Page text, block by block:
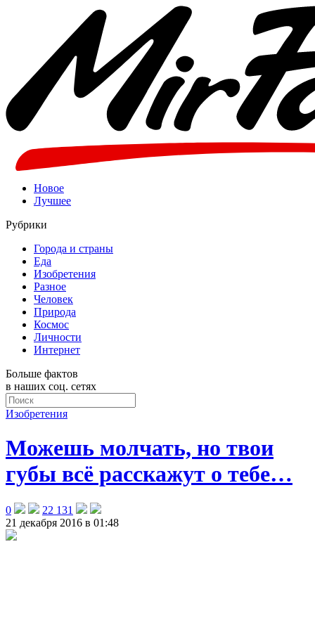
Новое
Лучшее
Рубрики
Города и страны
Еда
Изобретения
Разное
Человек
Природа
Космос
Личности
Интернет
Больше фактов
в наших соц. сетях
Изобретения
Можешь молчать, но твои
губы всё расскажут о тебе…
0
22 131
21 декабря 2016 в 01:48